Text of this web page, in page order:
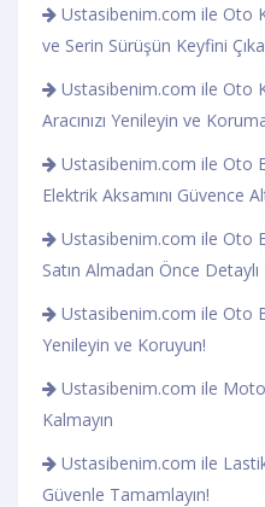
Ustasibenim.com ile Oto
ve Serin Sürüşün Keyfini
Ustasibenim.com ile Oto
Aracınızı Yenileyin ve
Ustasibenim.com ile Oto
Elektrik Aksamını Güvence
Ustasibenim.com ile Oto
Satın Almadan Önce
Ustasibenim.com ile Oto
Yenileyin ve Koruyun!
Ustasibenim.com ile
Kalmayın
Ustasibenim.com ile
Güvenle Tamamlayın!